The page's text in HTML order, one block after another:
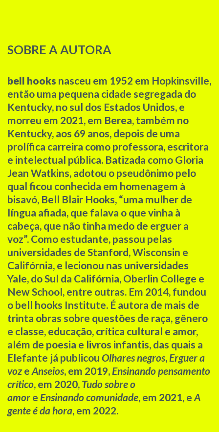
SOBRE A AUTORA
bell hooks nasceu em 1952 em Hopkinsville,
então uma pequena cidade segregada do
Kentucky, no sul dos Estados Unidos, e
morreu em 2021, em Berea, também no
Kentucky, aos 69 anos, depois de uma
prolífica carreira como professora, escritora
e intelectual pública. Batizada como Gloria
Jean Watkins, adotou o pseudônimo pelo
qual ficou conhecida em homenagem à
bisavó, Bell Blair Hooks, “uma mulher de
língua afiada, que falava o que vinha à
cabeça, que não tinha medo de erguer a
voz”. Como estudante, passou pelas
universidades de Stanford, Wisconsin e
Califórnia, e lecionou nas universidades
Yale, do Sul da Califórnia, Oberlin College e
New School, entre outras. Em 2014, fundou
o bell hooks Institute. É autora de mais de
trinta obras sobre questões de raça, gênero
e classe, educação, crítica cultural e amor,
além de poesia e livros infantis, das quais a
Elefante já publicou Olhares negros, Erguer a
voze Anseios, em 2019, Ensinando pensamento
crítico, em 2020, Tudo sobre o
amor e Ensinando comunidade, em 2021, e A
gente é da hora, em 2022.